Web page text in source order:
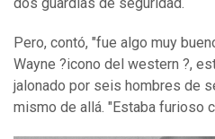
Pero, contó, "fue algo muy
Wayne ?icono del western ?,
jalonado por seis hombres de
mismo de allá. "Estaba furioso